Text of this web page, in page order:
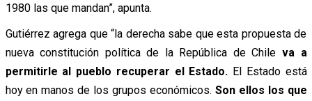
1980 las que mandan”, apunta.
Gutiérrez agrega que “la derecha sabe que esta propuesta de
nueva constitución política de la República de Chile va a
permitirle al pueblo recuperar el Estado. El Estado está
hoy en manos de los grupos económicos. Son ellos los que